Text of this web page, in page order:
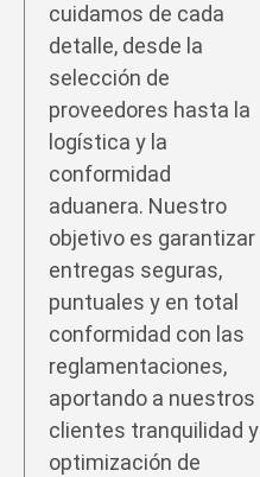
cuidamos de cada
detalle, desde la
selección de
proveedores hasta la
logística y la
conformidad
aduanera. Nuestro
objetivo es garantizar
entregas seguras,
puntuales y en total
conformidad con las
reglamentaciones,
aportando a nuestros
clientes tranquilidad y
optimización de